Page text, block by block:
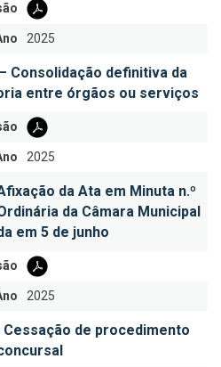
2025
Consolidação definitiva da
entre órgãos ou serviços
2025
da Ata em Minuta n.º
da Câmara Municipal
em 5 de junho
2025
Cessação de procedimento